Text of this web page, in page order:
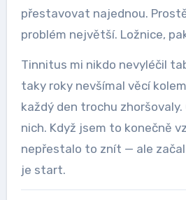
přestavovat najednou.
problém největší. Ložnice,
Tinnitus mi nikdo nevyléčil
taky roky nevšímal věcí
každý den trochu zhoršovaly.
nich. Když jsem to konečně
nepřestalo to znít — ale
je start.